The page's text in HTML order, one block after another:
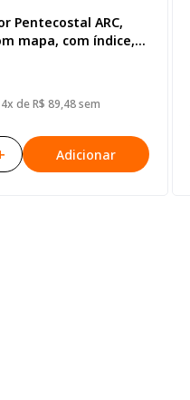
Pentecostal ARC,
mapa, com índice,
de R$ 89,48 sem
Adicionar